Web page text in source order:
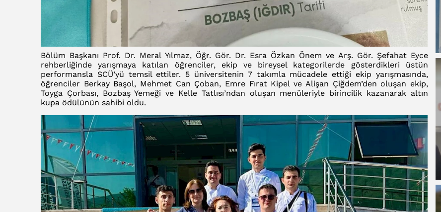
Bölüm Başkanı Prof. Dr. Meral Yılmaz, Öğr. Gör. Dr. Esra Özkan Önem ve Arş. Gör. Şefahat Eyce
rehberliğinde yarışmaya katılan öğrenciler, ekip ve bireysel kategorilerde gösterdikleri üstün
performansla SCÜ’yü temsil ettiler. 5 üniversitenin 7 takımla mücadele ettiği ekip yarışmasında,
öğrenciler Berkay Başol, Mehmet Can Çoban, Emre Fırat Kipel ve Alişan Çiğdem’den oluşan ekip,
Toyga Çorbası, Bozbaş Yemeği ve Kelle Tatlısı’ndan oluşan menüleriyle birincilik kazanarak altın
kupa ödülünün sahibi oldu.